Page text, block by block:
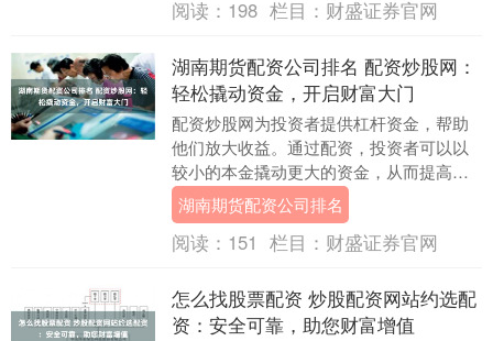
阅读： 198 栏目： 财盛证券官网
湖南期货配资公司排名 配资炒股网：
轻松撬动资金，开启财富大门
配资炒股网为投资者提供杠杆资金，帮助
他们放大收益。通过配资，投资者可以以
较小的本金撬动更大的资金，从而提高潜
在的收益率。 1. **选择信誉良好的配资公
司：**....
湖南期货配资公司排名
阅读： 151 栏目： 财盛证券官网
怎么找股票配资 炒股配资网站约选配
资：安全可靠，助您财富增值